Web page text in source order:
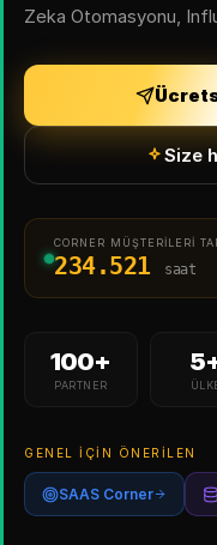
Zeka Otomasyonu,
Size
CORNER MÜŞTERILERI
234.521 saat
100+
PARTNER
GENEL IÇIN ÖNERILEN
SAAS Corner